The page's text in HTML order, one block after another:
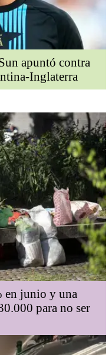
apuntó contra
Inglaterra
en junio y una
para no ser